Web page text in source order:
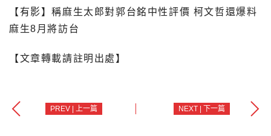
【有影】稱麻生太郎對郭台銘中性評價 柯文哲還爆料
麻生8月將訪台
【文章轉載請註明出處】
PREV | 上一篇 NEXT | 下一篇